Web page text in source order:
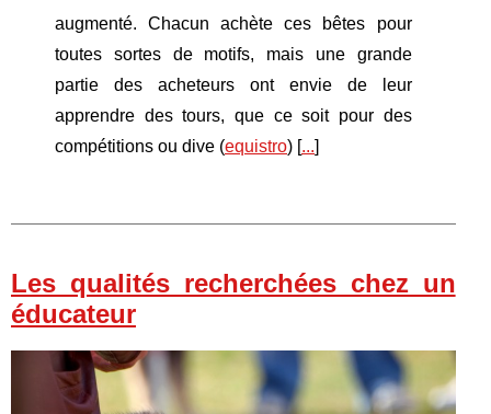
augmenté. Chacun achète ces bêtes pour
toutes sortes de motifs, mais une grande
partie des acheteurs ont envie de leur
apprendre des tours, que ce soit pour des
compétitions ou dive (equistro) [...]
Les qualités recherchées chez un
éducateur